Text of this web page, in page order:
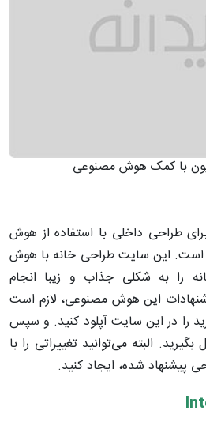
با کمک هوش مصنوعی
طراحی داخلی با استفاده از هوش
مصنوعی سایت roomgpt است. این سایت طراحی خانه با هوش
را به شکلی جذاب و زیبا انجام
این هوش مصنوعی، لازم است
را در این سایت آپلود کنید. و سپس
البته می‌توانید تغییراتی را با
پیشنهاد شده، ایجاد کنید.